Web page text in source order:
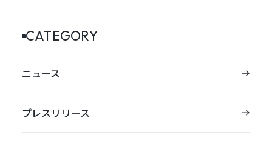
CATEGORY
ニュース
プレスリリース